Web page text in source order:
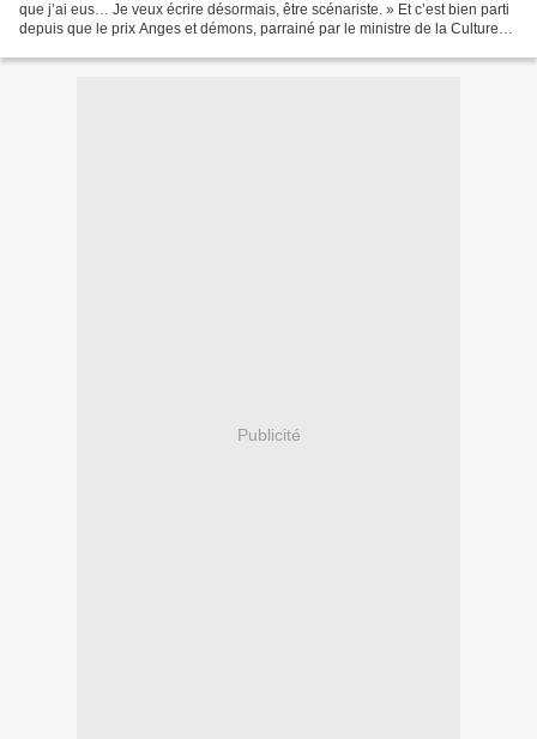
que j’ai eus… Je veux écrire désormais, être scénariste. » Et c’est bien parti
depuis que le prix Anges et démons, parrainé par le ministre de la Culture
Publicité